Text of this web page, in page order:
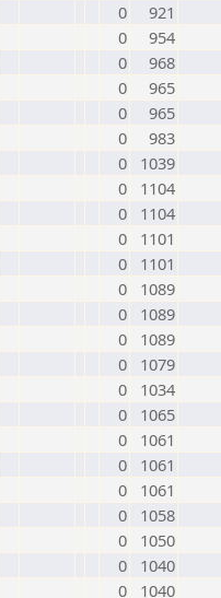
0
921
0
954
0
968
0
965
0
965
0
983
0
1039
0
1104
0
1104
0
1101
0
1101
0
1089
0
1089
0
1089
0
1079
0
1034
0
1065
0
1061
0
1061
0
1061
0
1058
0
1050
0
1040
0
1040